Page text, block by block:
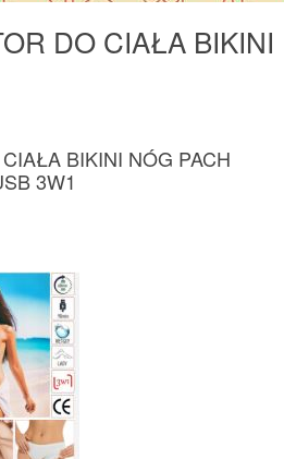
DO CIAŁA BIKINI
BIKINI NÓG PACH
3W1